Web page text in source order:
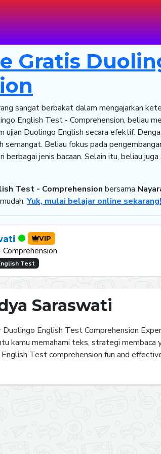
Gratis
sangat berbakat dalam mengajarkan
English Test - Comprehension, beliau
ujian Duolingo English secara efektif.
semangat. Beliau fokus pada
berbagai jenis bacaan. Selain itu, beliau
Test - Comprehension bersama
Yuk, mulai belajar online sekarang!
VIP
Test
Saraswati
English Test Comprehension
kamu memahami teks, strategi membaca
Test comprehension fun and